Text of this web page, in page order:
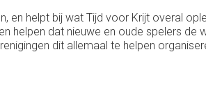
en helpt bij wat Tijd voor Krijt overal
helpen dat nieuwe en oude spelers de
dit allemaal te helpen